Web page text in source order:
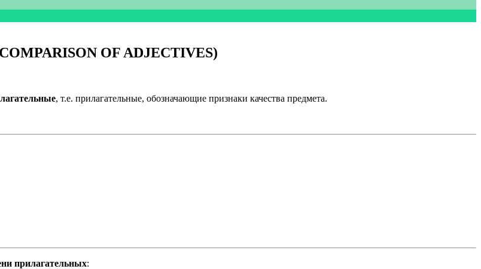
OF ADJECTIVES)
, т.е. прилагательные, обозначающие признаки качества предмета.
прилагательных: